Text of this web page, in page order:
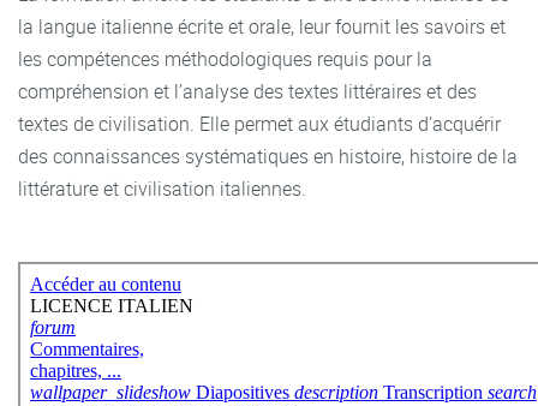
la langue italienne écrite et orale, leur fournit les savoirs et
les compétences méthodologiques requis pour la
compréhension et l’analyse des textes littéraires et des
textes de civilisation. Elle permet aux étudiants d’acquérir
des connaissances systématiques en histoire, histoire de la
littérature et civilisation italiennes.